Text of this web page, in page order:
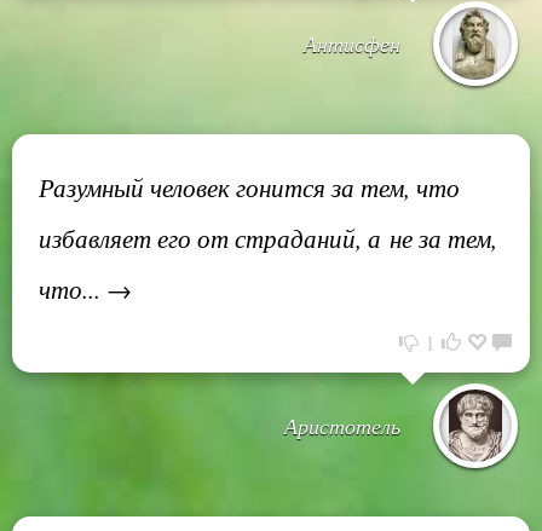
Антисфен
Разумный человек гонится за тем, что
избавляет его от страданий, а не за тем,
что... →
1
Аристотель